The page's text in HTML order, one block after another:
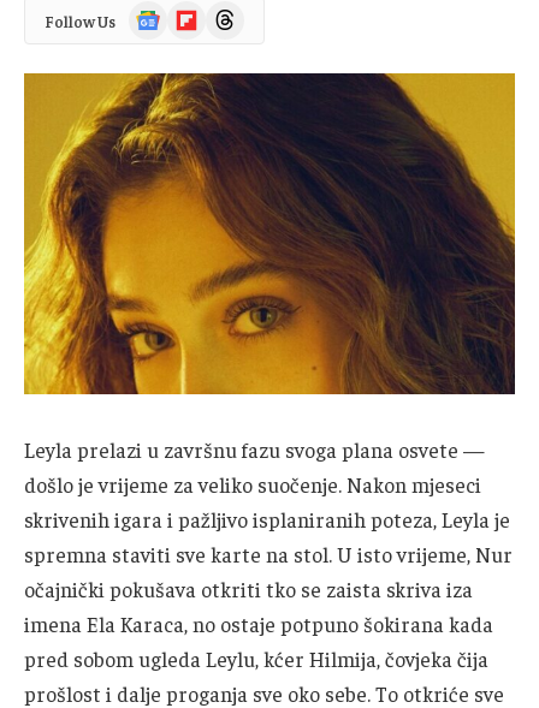
Follow Us
Google
News
FlipboardThreads
Leyla prelazi u završnu fazu svoga plana osvete —
došlo je vrijeme za veliko suočenje. Nakon mjeseci
skrivenih igara i pažljivo isplaniranih poteza, Leyla je
spremna staviti sve karte na stol. U isto vrijeme, Nur
očajnički pokušava otkriti tko se zaista skriva iza
imena Ela Karaca, no ostaje potpuno šokirana kada
pred sobom ugleda Leylu, kćer Hilmija, čovjeka čija
prošlost i dalje proganja sve oko sebe. To otkriće sve